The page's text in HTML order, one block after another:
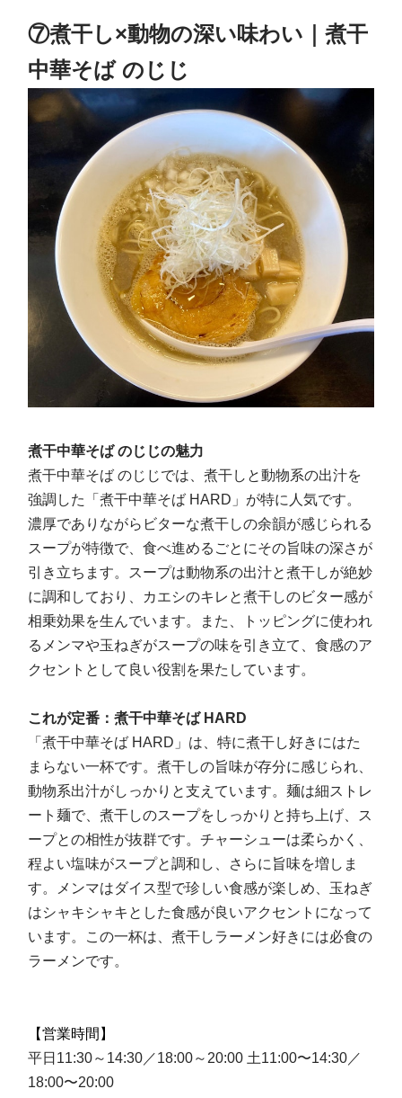
⑦煮干し×動物の深い味わい｜煮干
中華そば のじじ
煮干中華そば のじじの魅力
煮干中華そば のじじでは、煮干しと動物系の出汁を
強調した「煮干中華そば HARD」が特に人気です。
濃厚でありながらビターな煮干しの余韻が感じられる
スープが特徴で、食べ進めるごとにその旨味の深さが
引き立ちます。スープは動物系の出汁と煮干しが絶妙
に調和しており、カエシのキレと煮干しのビター感が
相乗効果を生んでいます。また、トッピングに使われ
るメンマや玉ねぎがスープの味を引き立て、食感のア
クセントとして良い役割を果たしています。
これが定番：煮干中華そば HARD
「煮干中華そば HARD」は、特に煮干し好きにはた
まらない一杯です。煮干しの旨味が存分に感じられ、
動物系出汁がしっかりと支えています。麺は細ストレ
ート麺で、煮干しのスープをしっかりと持ち上げ、ス
ープとの相性が抜群です。チャーシューは柔らかく、
程よい塩味がスープと調和し、さらに旨味を増しま
す。メンマはダイス型で珍しい食感が楽しめ、玉ねぎ
はシャキシャキとした食感が良いアクセントになって
います。この一杯は、煮干しラーメン好きには必食の
ラーメンです。
【営業時間】
平日11:30～14:30／18:00～20:00 土11:00〜14:30／
18:00〜20:00